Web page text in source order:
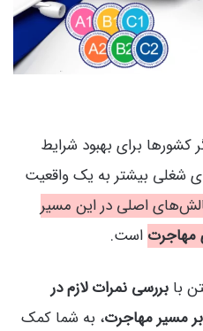
کشورها برای بهبود شرایط
شغلی بیشتر به یک واقعیت
اصلی در این مسیر
مهاجرت است.
با بررسی نمرات لازم در
مسیر مهاجرت، به شما کمک